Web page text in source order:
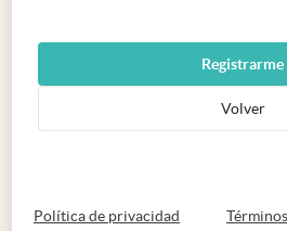
Registrarme
Volver
Política de privacidad abre en nueva